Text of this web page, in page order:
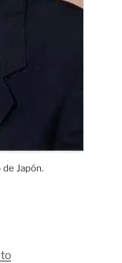
Japón.